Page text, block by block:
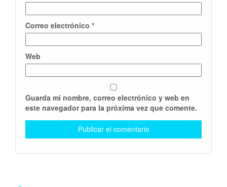
Correo electrónico *
Web
Guarda mi nombre, correo electrónico y web en
este navegador para la próxima vez que comente.